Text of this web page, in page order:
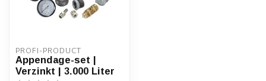
PROFI-PRODUCT
Appendage-set |
Verzinkt | 3.000 Liter